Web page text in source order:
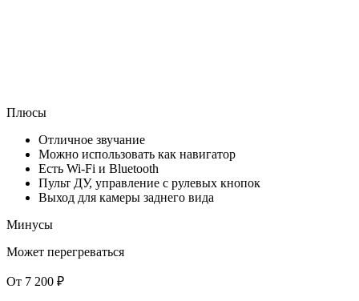
Плюсы
Отличное звучание
Можно использовать как навигатор
Есть Wi-Fi и Bluetooth
Пульт ДУ, управление с рулевых кнопок
Выход для камеры заднего вида
Минусы
Может перегреваться
От 7 200 ₽